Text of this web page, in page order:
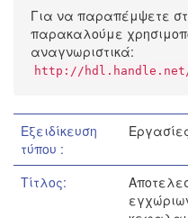
Για να παραπέμψετε
παρακαλούμε
αναγνωριστικά:
http://hdl.handle.net/
Εξειδίκευση
τύπου :
Τίτλος: